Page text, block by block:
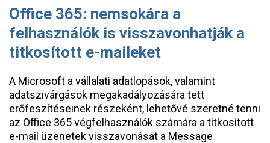
Office 365: nemsokára a
felhasználók is visszavonhatják a
titkosított e-maileket
A Microsoft a vállalati adatlopások, valamint
adatszivárgások megakadályozására tett
erőfeszítéseinek részeként, lehetővé szeretné tenni
az Office 365 végfelhasználók számára a titkosított
e-mail üzenetek visszavonását a Message